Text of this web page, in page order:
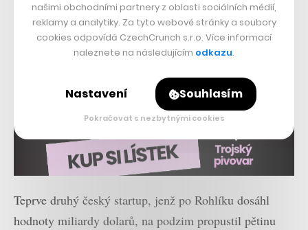
Teprve druhý český startup, jenž po Rohlíku dosáhl
hodnoty miliardy dolarů, na podzim propustil pětinu
našimi obchodními partnery z oblasti sociálních médií,
reklamy a analytiky. Za tyto webové stránky a soubory
cookies odpovídá CzechCrunch s.r.o. Více informací
naleznete na následujícím odkazu.
Nastavení Souhlasím
Pokračovat s nezbytnými cookies